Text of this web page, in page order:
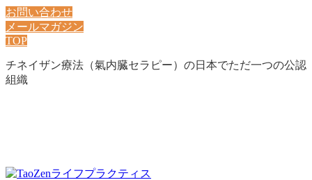
お問い合わせ
メールマガジン
TOP
チネイザン療法（氣内臓セラピー）の日本でただ一つの公認
組織